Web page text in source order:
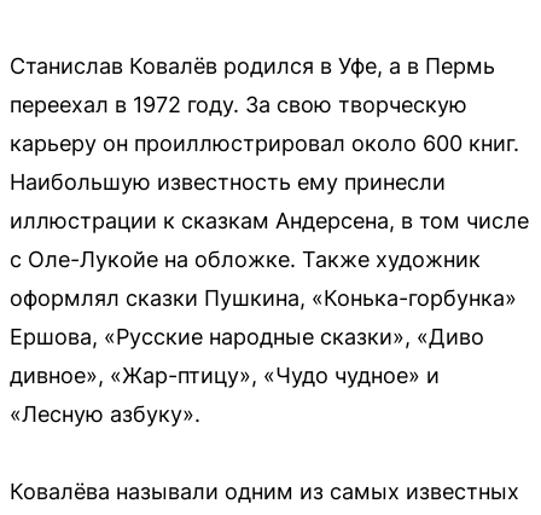
Станислав Ковалёв родился в Уфе, а в Пермь
переехал в 1972 году. За свою творческую
карьеру он проиллюстрировал около 600 книг.
Наибольшую известность ему принесли
иллюстрации к сказкам Андерсена, в том числе
с Оле-Лукойе на обложке. Также художник
оформлял сказки Пушкина, «Конька-горбунка»
Ершова, «Русские народные сказки», «Диво
дивное», «Жар-птицу», «Чудо чудное» и
«Лесную азбуку».
Ковалёва называли одним из самых известных